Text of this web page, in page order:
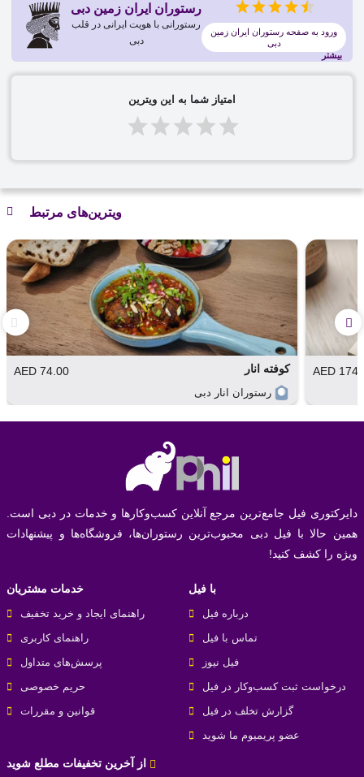
می‌آورد.
«برای تجربه طعم‌های ناب ایرانی، تنها در فیل جستجو کنید. بهترین
رستوران‌ها و پیشنهادات ویژه منتظر شما هستند!»
رستوران ایران زمین دبی
رستورانی با هویت ایرانی در قلب
دبی
ورود به صفحه رستوران ایران زمین
دبی
بیشتر
امتیاز شما به این ویترین
ویترین‌های مرتبط
کوفته انار 74.00 AED
رستوران انار دبی
174.00
خدمات مشتریان
راهنمای ایجاد و خرید تخفیف
راهنمای کاربری
پرسش‌های متداول
حریم خصوصی
قوانین و مقررات
با فیل
درباره فیل
تماس با فیل
فیل نیوز
درخواست ثبت کسب‌و‌کار در فیل
گزارش تخلف در فیل
عضو پریمیوم ما شوید
دایرکتوری فیل جامع‌ترین مرجع آنلاین کسب‌وکارها و خدمات در دبی است.
همین حالا با فیل دبی محبوب‌ترین رستوران‌ها، فروشگاه‌ها و پیشنهادات
ویژه را کشف کنید!